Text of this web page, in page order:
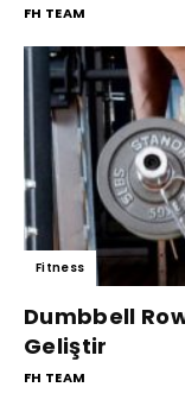
FH TEAM
Fitness
Dumbbell
Geliştir
FH TEAM